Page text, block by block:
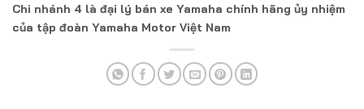
Chi nhánh 4 là đại lý bán xe Yamaha chính hãng ủy nhiệm
của tập đoàn Yamaha Motor Việt Nam